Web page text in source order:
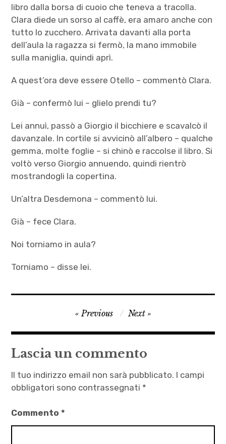
libro dalla borsa di cuoio che teneva a tracolla.
Clara diede un sorso al caffè, era amaro anche con
tutto lo zucchero. Arrivata davanti alla porta
dell’aula la ragazza si fermò, la mano immobile
sulla maniglia, quindi aprì.
A quest’ora deve essere Otello – commentò Clara.
Già – confermò lui – glielo prendi tu?
Lei annuì, passò a Giorgio il bicchiere e scavalcò il
davanzale. In cortile si avvicinò all’albero – qualche
gemma, molte foglie – si chinò e raccolse il libro. Si
voltò verso Giorgio annuendo, quindi rientrò
mostrandogli la copertina.
Un’altra Desdemona – commentò lui.
Già – fece Clara.
Noi torniamo in aula?
Torniamo – disse lei.
,
letteratura
,
,
Otello
Navigazione
articoli
Previous Next
Lascia un commento
Il tuo indirizzo email non sarà pubblicato. I campi
obbligatori sono contrassegnati *
Commento*